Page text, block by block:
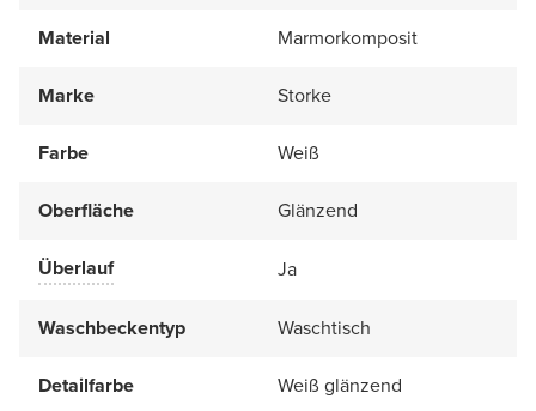
Material
Marmorkomposit
Marke Storke
Farbe Weiß
Oberfläche Glänzend
Überlauf Ja
Waschbeckentyp Waschtisch
Detailfarbe Weiß glänzend